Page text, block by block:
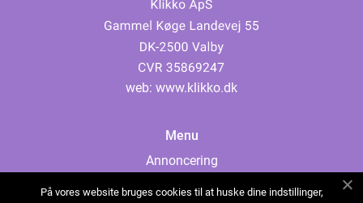
web: www.klikko.dk
Menu
Annoncering
På vores website bruges cookies til at huske dine indstillinger,